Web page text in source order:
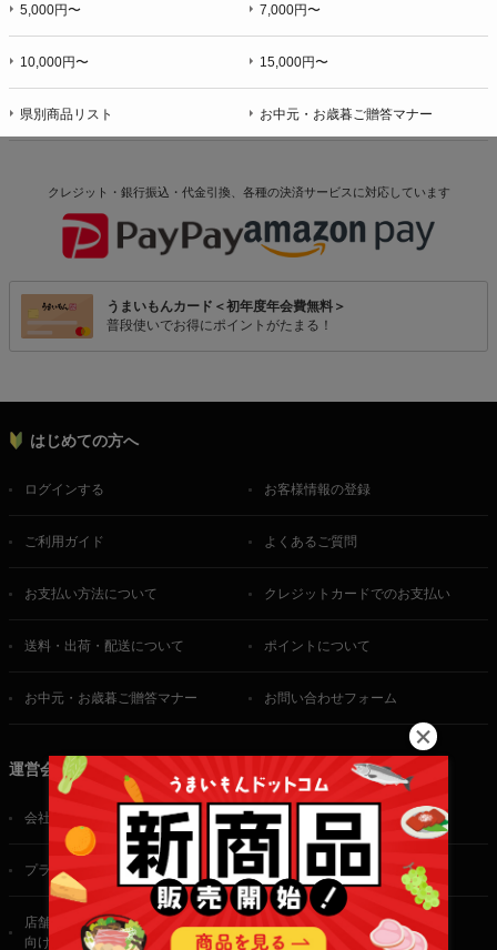
5,000円〜 7,000円〜
10,000円〜 15,000円〜
県別商品リスト お中元・お歳暮ご贈答マナー
クレジット・銀行振込・代金引換、各種の決済サービスに対応しています
うまいもんカード＜初年度年会費無料＞
普段使いでお得にポイントがたまる！
はじめての方へ
ログインする お客様情報の登録
ご利用ガイド よくあるご質問
お支払い方法について クレジットカードでのお支払い
送料・出荷・配送について ポイントについて
お中元・お歳暮ご贈答マナー お問い合わせフォーム
運営会社
会社概要 ご利用規約
プライバシーポリシー 特定商取引法に基づく表記
店舗・法人・生産者様
向けのお問い合わせ